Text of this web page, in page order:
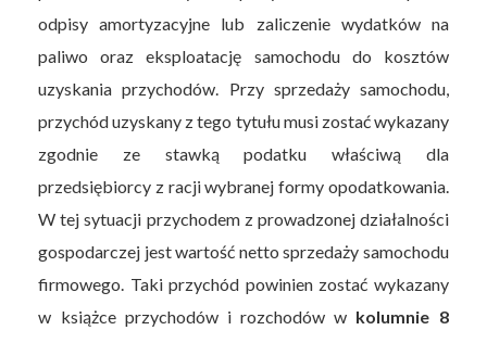
odpisy amortyzacyjne lub zaliczenie wydatków na
paliwo oraz eksploatację samochodu do kosztów
uzyskania przychodów. Przy sprzedaży samochodu,
przychód uzyskany z tego tytułu musi zostać wykazany
zgodnie ze stawką podatku właściwą dla
przedsiębiorcy z racji wybranej formy opodatkowania.
W tej sytuacji przychodem z prowadzonej działalności
gospodarczej jest wartość netto sprzedaży samochodu
firmowego. Taki przychód powinien zostać wykazany
w książce przychodów i rozchodów w kolumnie 8